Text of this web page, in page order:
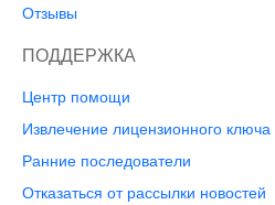
Отзывы
ПОДДЕРЖКА
Центр помощи
Извлечение лицензионного ключа
Ранние последователи
Отказаться от рассылки новостей